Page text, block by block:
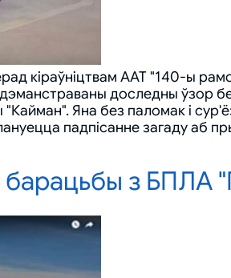
кіраўніцтвам ААТ "140-ы
доследны ўзор
Яна без паломак і
падпісанне загаду аб
з БПЛА